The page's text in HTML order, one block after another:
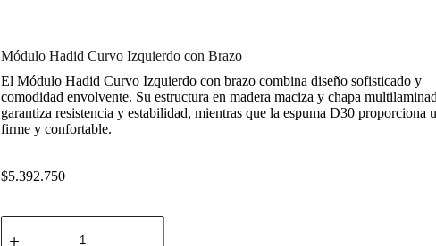
Módulo Hadid Curvo Izquierdo con Brazo
El Módulo Hadid Curvo Izquierdo con brazo combina diseño sofisticado y
comodidad envolvente. Su estructura en madera maciza y chapa
garantiza resistencia y estabilidad, mientras que la espuma D30 proporciona
firme y confortable.
$5.392.750
Módulo
Hadid